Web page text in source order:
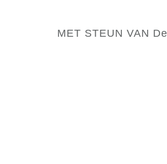
MET STEUN VAN